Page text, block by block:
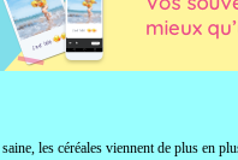
les céréales viennent de plus en